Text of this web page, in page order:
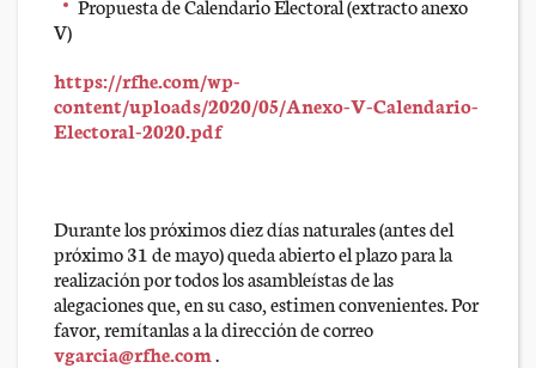
V)
https://rfhe.com/wp-
content/uploads/2020/05/Anexo-V-Calendario-
Electoral-2020.pdf
Durante los próximos diez días naturales (antes del
próximo 31 de mayo) queda abierto el plazo para la
realización por todos los asambleístas de las
alegaciones que, en su caso, estimen convenientes. Por
favor, remítanlas a la dirección de correo
vgarcia@rfhe.com.